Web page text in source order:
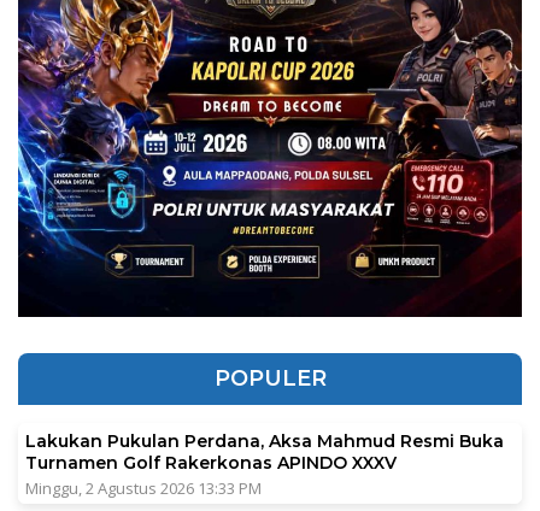
POPULER
Lakukan Pukulan Perdana, Aksa Mahmud Resmi Buka
Turnamen Golf Rakerkonas APINDO XXXV
Minggu, 2 Agustus 2026 13:33 PM